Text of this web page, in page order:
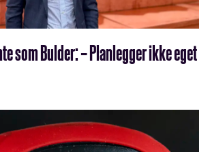
som Bulder: – Planlegger ikke eget